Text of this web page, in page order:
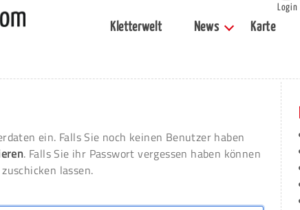
Login
Kletterwelt News Karte
ein. Falls Sie noch keinen Benutzer haben
. Falls Sie ihr Passwort vergessen haben können
zuschicken lassen.